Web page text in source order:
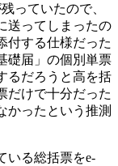
っていたので、
送ってしまったの
付する仕様だった
礎届」の個別単票
るだろうと高を括
だけで十分だった
かったという推測
いる総括票をe-